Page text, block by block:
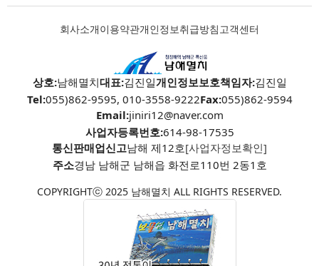
회사소개이용약관개인정보취급방침 고객센터
상호:남해멸치대표:김진일개인정보보호책임자:김진일
Tel:055)862-9595, 010-3558-9222Fax:055)862-9594
Email:jiniri12@naver.com
사업자등록번호:614-98-17535
통신판매업신고남해 제12호[사업자정보확인]
주소경남 남해군 남해읍 화전로110번 2동1호
COPYRIGHTⓒ 2025 남해멸치 ALL RIGHTS RESERVED.